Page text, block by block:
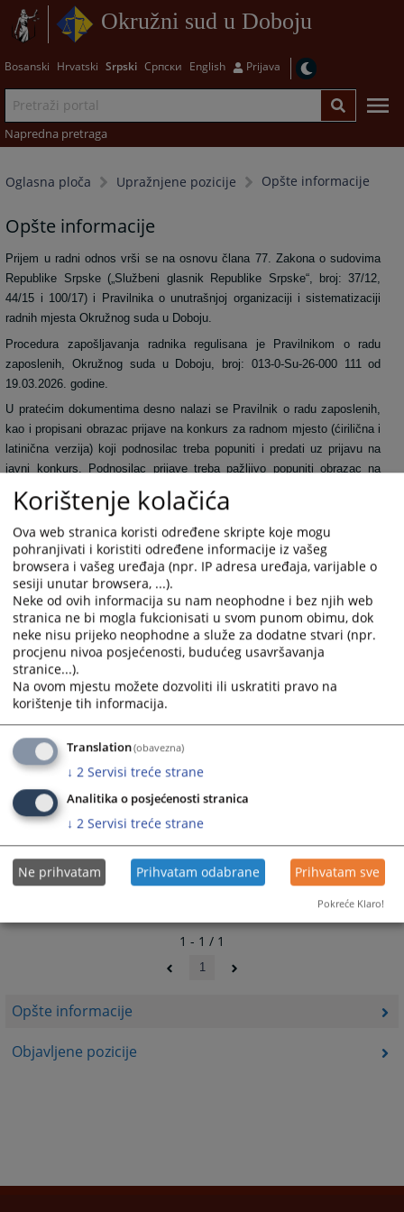
Okružni sud u Doboju
Bosanski Hrvatski Srpski Српски English Prijava
Napredna pretraga
Oglasna ploča Upražnjene pozicije Opšte informacije
Opšte informacije
Objavljene pozicije
Opšte informacije
Prijem u radni odnos vrši se na osnovu člana 77. Zakona o sudovima
Republike Srpske („Službeni glasnik Republike Srpske“, broj: 37/12,
44/15 i 100/17) i Pravilnika o unutrašnjoj organizaciji i sistematizaciji
radnih mjesta Okružnog suda u Doboju.
Procedura zapošljavanja radnika regulisana je Pravilnikom o radu
zaposlenih, Okružnog suda u Doboju, broj: 013-0-Su-26-000 111
od
19 .03 .2026 . godine.
U pratećim dokumentima desno nalazi se Pravilnik o radu zaposlenih,
kao i propisani obrazac prijave na konkurs za radnom mjesto (ćirilična i
latinična verzija) koji podnosilac treba popuniti i predati uz prijavu na
javni konkurs. Podnosilac prijave treba pažljivo popuniti obrazac na
računaru i u skladu sa uputstvima koji se nalaze unutar obrasca.
Propisani obrazac prijave na javni konkurs preuzeti sa ovog sajta.
3053PREGLEDA
Prateći dokumenti
Pravilnik o radu zaposlenih
Prijava na konkurs za radno mjesto - lat
1 - 1 / 1
1
Korištenje kolačića
Ova web stranica koristi određene skripte koje mogu
pohranjivati i koristiti određene informacije iz vašeg
browsera i vašeg uređaja (npr. IP adresa uređaja, varijable o
sesiji unutar browsera, ...).
Neke od ovih informacija su nam neophodne i bez njih web
stranica ne bi mogla fukcionisati u svom punom obimu, dok
neke nisu prijeko neophodne a služe za dodatne stvari (npr.
procjenu nivoa posjećenosti, budućeg usavršavanja
stranice...).
Na ovom mjestu možete dozvoliti ili uskratiti pravo na
korištenje tih informacija.
Translation(obavezna)
↓ 2 Servisi treće strane
Analitika o posjećenosti stranica
↓ 2 Servisi treće strane
Ne prihvatam Prihvatam odabrane Prihvatam sve
Pokreće Klaro!